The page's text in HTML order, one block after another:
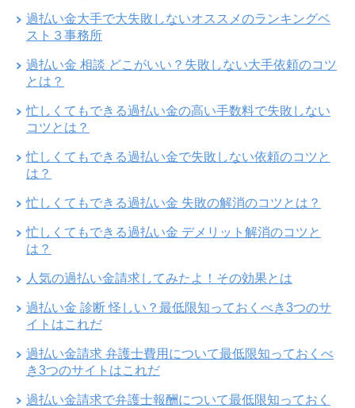
過払い金大手で大失敗しないオススメのランキングベ
スト３事務所
過払い金 相談 どこがいい？失敗しない大手依頼のコツ
とは？
忙しくてもできる過払い金の高い手数料で失敗しない
コツとは？
忙しくてもできる過払い金で失敗しない依頼のコツと
は？
忙しくてもできる過払い金 失敗の解消のコツとは？
忙しくてもできる過払い金 デメリット解消のコツと
は？
人気の過払い金請求してみたよ！その効果とは
過払い金 診断 怪しい？最低限知っておくべき3つのサ
イトはこれだ
過払い金請求 弁護士費用について最低限知っておくべ
き3つのサイトはこれだ
過払い金請求で弁護士報酬について最低限知っておく